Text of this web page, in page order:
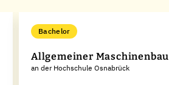
Bachelor
Allgemeiner Maschinenbau
an der Hochschule Osnabrück